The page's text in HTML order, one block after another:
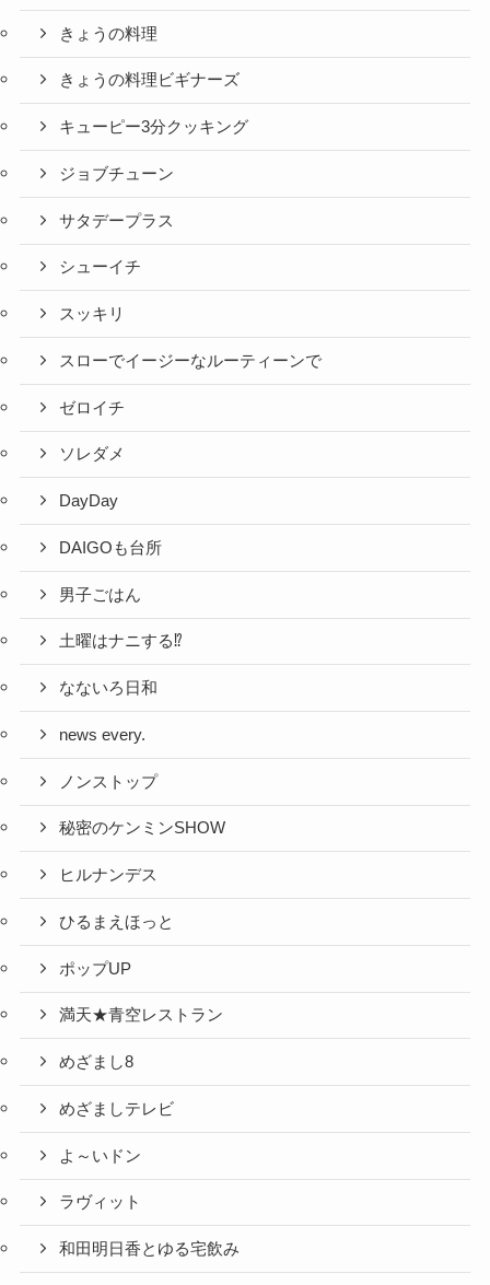
きょうの料理
きょうの料理ビギナーズ
キューピー3分クッキング
ジョブチューン
サタデープラス
シューイチ
スッキリ
スローでイージーなルーティーンで
ゼロイチ
ソレダメ
DayDay
DAIGOも台所
男子ごはん
土曜はナニする⁉
なないろ日和
news every.
ノンストップ
秘密のケンミンSHOW
ヒルナンデス
ひるまえほっと
ポップUP
満天★青空レストラン
めざまし8
めざましテレビ
よ～いドン
ラヴィット
和田明日香とゆる宅飲み